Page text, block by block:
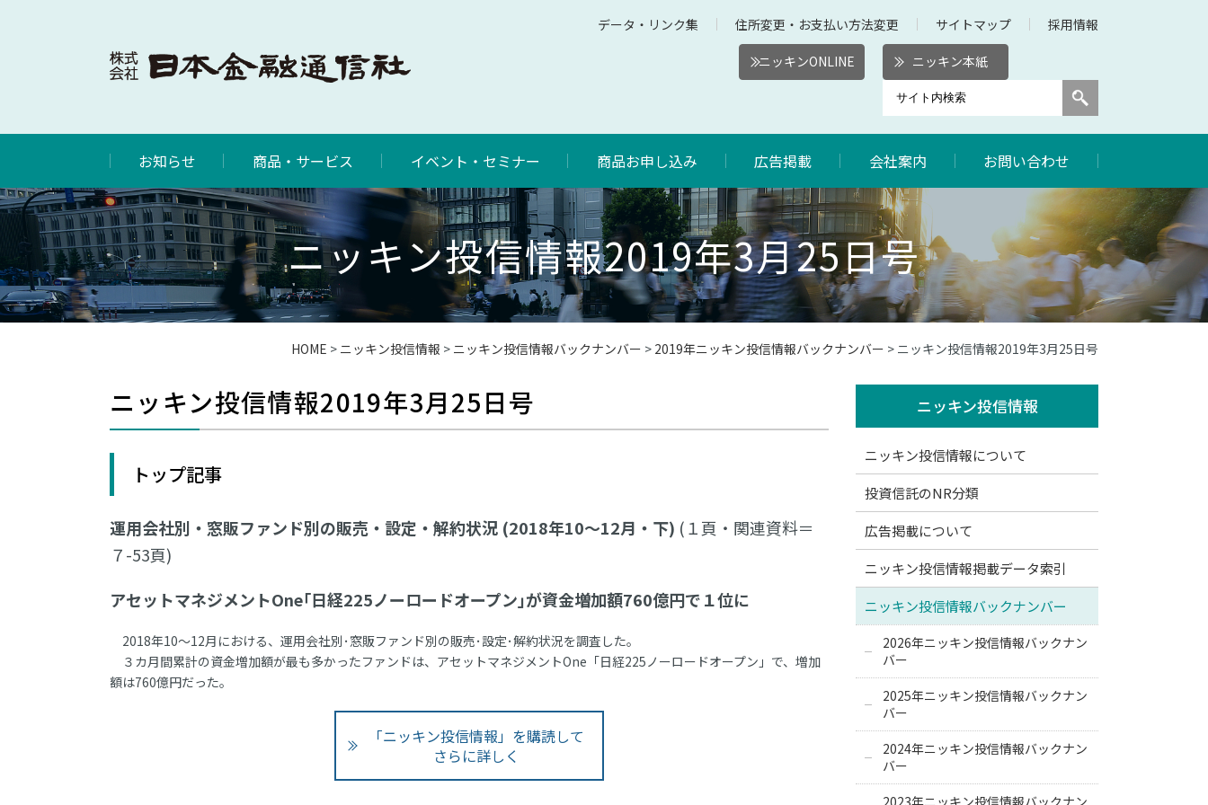
データ・リンク集 住所変更・お支払い方法変更 サイトマップ 採用情報
ニッキンONLINE ニッキン本紙
お知らせ 商品・サービス イベント・セミナー 商品お申し込み 広告掲載 会社案内 お問い合わせ
ニッキン投信情報2019年3月25日号
HOME > ニッキン投信情報 > ニッキン投信情報バックナンバー > 2019年ニッキン投信情報バックナンバー > ニッキン投信情報2019年3月25日号
ニッキン投信情報2019年3月25日号
トップ記事
運用会社別・窓販ファンド別の販売・設定・解約状況 (2018年10～12月・下) (１頁・関連資料＝
７-53頁)
アセットマネジメントOne｢日経225ノーロードオープン｣が資金増加額760億円で１位に
2018年10～12月における、運用会社別･窓販ファンド別の販売･設定･解約状況を調査した。
３カ月間累計の資金増加額が最も多かったファンドは、アセットマネジメントOne「日経225ノーロードオープン」で、増加
額は760億円だった。
「ニッキン投信情報」を購読して
さらに詳しく
ニッキン投信情報
ニッキン投信情報について
投資信託のNR分類
広告掲載について
ニッキン投信情報掲載データ索引
ニッキン投信情報バックナンバー
2026年ニッキン投信情報バックナン
バー
2025年ニッキン投信情報バックナン
バー
2024年ニッキン投信情報バックナン
バー
2023年ニッキン投信情報バックナン